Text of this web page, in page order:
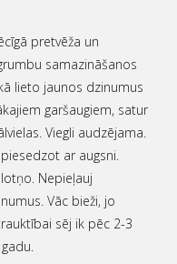
pretvēža un
samazināšanos
lieto jaunos dzinumus
garšaugiem, satur
Viegli audzējama.
ar augsni.
Nepieļauj
Vāc bieži, jo
sēj ik pēc 2-3